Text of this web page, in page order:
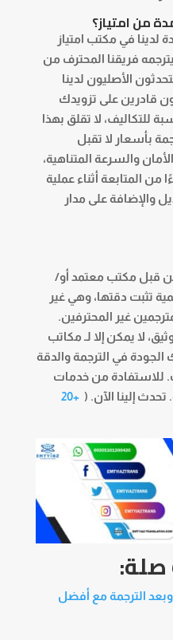
من امتياز؟
لدينا في مكتب امتياز
فريقنا المحترف من
الأصليون لدينا
قادرين على تزويدك
للتكاليف، لا تقلق بهذا
بأسعار لا تقبل
والسرعة المتناهية،
من المتابعة أثناء عملية
والإضافة على مدار
قبل مكتب معتمد أو/
تثبت دقتها، وهي غير
غير المحترفين.
لا يمكن إلا لـ مكاتب
في الترجمة والدقة
للاستفادة من خدمات
إلينا الآن. (
+20
الترجمة مع أفضل